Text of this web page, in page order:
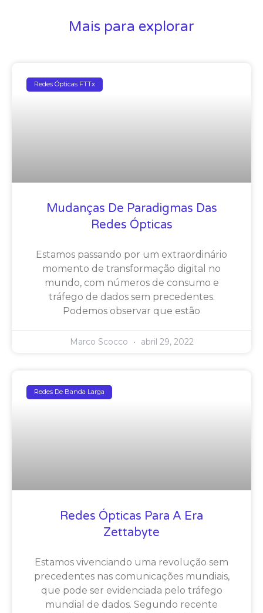
Mais para explorar
Redes Ópticas FTTx
Mudanças De Paradigmas Das
Redes Ópticas
Estamos passando por um extraordinário
momento de transformação digital no
mundo, com números de consumo e
tráfego de dados sem precedentes.
Podemos observar que estão
Marco Scocco abril 29, 2022
Redes De Banda Larga
Redes Ópticas Para A Era
Zettabyte
Estamos vivenciando uma revolução sem
precedentes nas comunicações mundiais,
que pode ser evidenciada pelo tráfego
mundial de dados. Segundo recente